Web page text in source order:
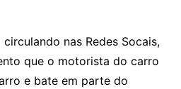
nas Redes Socais,
que o motorista do carro
e bate em parte do